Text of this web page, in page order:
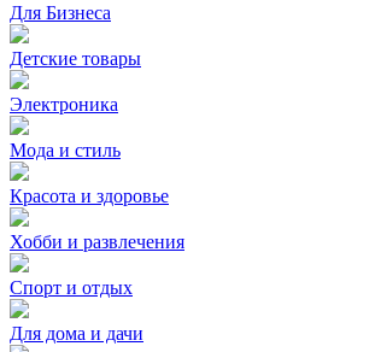
Для Бизнеса
Детские товары
Электроника
Мода и стиль
Красота и здоровье
Хобби и развлечения
Спорт и отдых
Для дома и дачи